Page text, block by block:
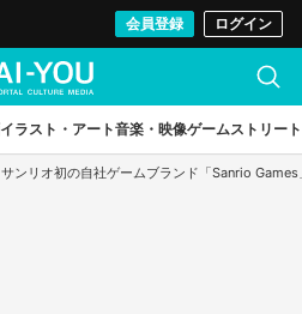
会員登録 ログイン
イラスト・アート音楽・映像ゲームストリート
サンリオ初の自社ゲームブランド「Sanrio